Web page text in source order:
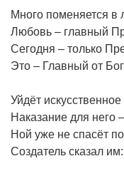
Много поменяется в
Любовь – главный
Сегодня – только
Это – Главный от
Уйдёт
Наказание для него
Ной уже не спасёт
Создатель сказал им: